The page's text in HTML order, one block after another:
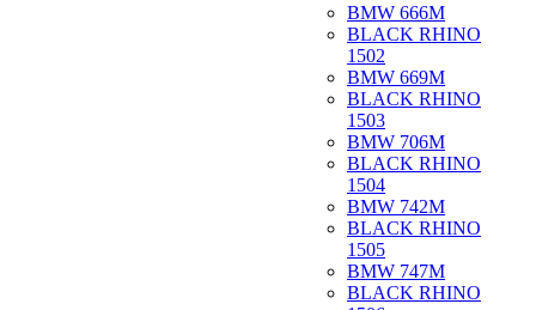
BMW 666M
BLACK RHINO
1502
BMW 669M
BLACK RHINO
1503
BMW 706M
BLACK RHINO
1504
BMW 742M
BLACK RHINO
1505
BMW 747M
BLACK RHINO